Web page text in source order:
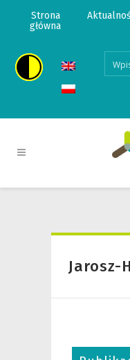
Strona
główna
Jarosz-